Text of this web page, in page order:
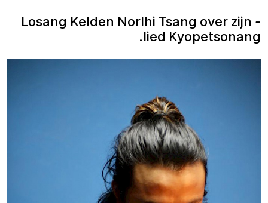
-
Losang Kelden Norlhi Tsang over zijn
lied Kyopetsonang.